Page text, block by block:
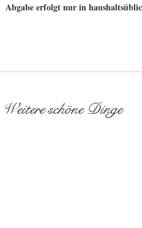
Abgabe erfolgt nur in
Weitere schöne Dinge